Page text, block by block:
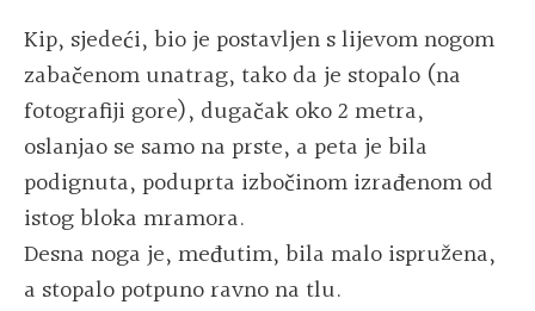
Kip, sjedeći, bio je postavljen s lijevom nogom
zabačenom unatrag, tako da je stopalo (na
fotografiji gore), dugačak oko 2 metra,
oslanjao se samo na prste, a peta je bila
podignuta, poduprta izbočinom izrađenom od
istog bloka mramora.
Desna noga je, međutim, bila malo ispružena,
a stopalo potpuno ravno na tlu.